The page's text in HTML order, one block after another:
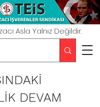
Asla Yalnız Değildir.
DEVAM